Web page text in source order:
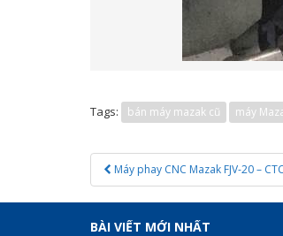
Tags: bán máy mazak cũ máy
Post
navigation
Máy phay CNC Mazak FJV-20 –
BÀI VIẾT MỚI NHẤT